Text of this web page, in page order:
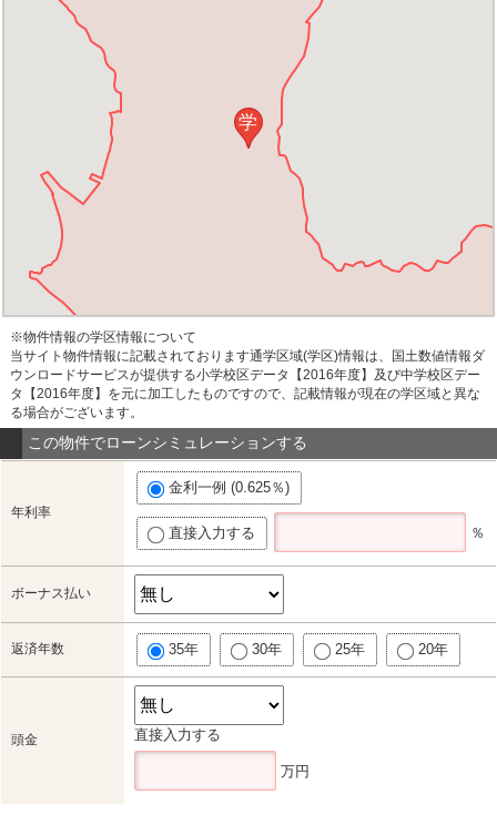
学
※物件情報の学区情報について
当サイト物件情報に記載されております通学区域(学区)情報は、国土数値情報ダ
ウンロードサービスが提供する小学校区データ【2016年度】及び中学校区デー
タ【2016年度】を元に加工したものですので、記載情報が現在の学区域と異な
る場合がございます。
この物件でローンシミュレーションする
年利率
金利一例 (0.625％)
直接入力する ％
ボーナス払い
返済年数 35年 30年 25年 20年
頭金 直接入力する
万円